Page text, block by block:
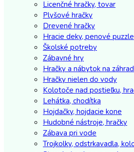
Licenčné hračky, tovar
Plyšové hračky
Drevené hračky
Hracie deky, penové puzzle
Školské potreby
Zábavné hry
Hračky a nábytok na
Hračky nielen do vody
Kolotoče nad postieľku,
Lehátka, chodítka
Hojdačky, hojdacie kone
Hudobné nástroje, hračky
Zábava pri vode
Trojkolky, odstrkavadla,